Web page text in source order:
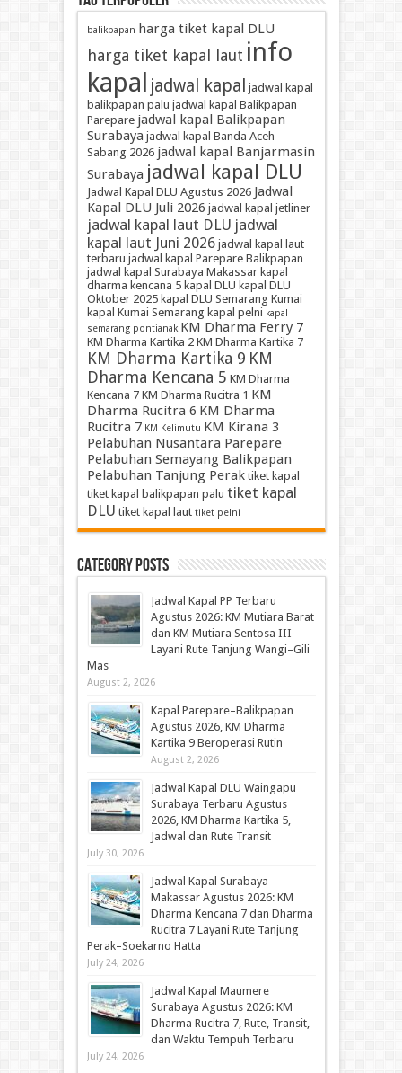
balikpapan harga tiket kapal DLU
harga tiket kapal laut info
kapal jadwal kapal jadwal kapal
balikpapan palu jadwal kapal Balikpapan
Parepare jadwal kapal Balikpapan
Surabaya jadwal kapal Banda Aceh
Sabang 2026 jadwal kapal Banjarmasin
Surabaya jadwal kapal DLU
Jadwal Kapal DLU Agustus 2026 Jadwal
Kapal DLU Juli 2026 jadwal kapal jetliner
jadwal kapal laut DLU jadwal
kapal laut Juni 2026 jadwal kapal laut
terbaru jadwal kapal Parepare Balikpapan
jadwal kapal Surabaya Makassar kapal
dharma kencana 5 kapal DLU kapal DLU
Oktober 2025 kapal DLU Semarang Kumai
kapal Kumai Semarang kapal pelni kapal
semarang pontianak KM Dharma Ferry 7
KM Dharma Kartika 2 KM Dharma Kartika 7
KM Dharma Kartika 9 KM
Dharma Kencana 5 KM Dharma
Kencana 7 KM Dharma Rucitra 1 KM
Dharma Rucitra 6 KM Dharma
Rucitra 7 KM Kelimutu KM Kirana 3
Pelabuhan Nusantara Parepare
Pelabuhan Semayang Balikpapan
Pelabuhan Tanjung Perak tiket kapal
tiket kapal balikpapan palu tiket kapal
DLU tiket kapal laut tiket pelni
Category Posts
Jadwal Kapal PP Terbaru
Agustus 2026: KM Mutiara Barat
dan KM Mutiara Sentosa III
Layani Rute Tanjung Wangi–Gili
Mas
August 2, 2026
Kapal Parepare–Balikpapan
Agustus 2026, KM Dharma
Kartika 9 Beroperasi Rutin
August 2, 2026
Jadwal Kapal DLU Waingapu
Surabaya Terbaru Agustus
2026, KM Dharma Kartika 5,
Jadwal dan Rute Transit
July 30, 2026
Jadwal Kapal Surabaya
Makassar Agustus 2026: KM
Dharma Kencana 7 dan Dharma
Rucitra 7 Layani Rute Tanjung
Perak–Soekarno Hatta
July 24, 2026
Jadwal Kapal Maumere
Surabaya Agustus 2026: KM
Dharma Rucitra 7, Rute, Transit,
dan Waktu Tempuh Terbaru
July 24, 2026